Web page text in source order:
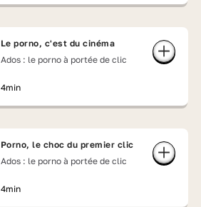
Le porno, c'est du cinéma
Ados : le porno à portée de clic
4min
Porno, le choc du premier clic
Ados : le porno à portée de clic
4min